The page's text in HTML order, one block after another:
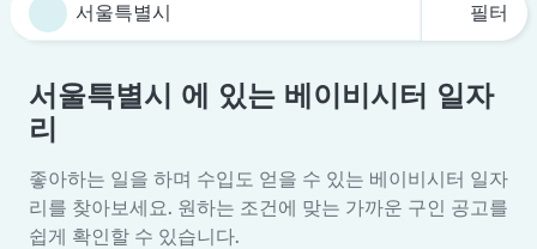
필터
서울특별시 에 있는 베이비시터 일자
리
좋아하는 일을 하며 수입도 얻을 수 있는 베이비시터 일자
리를 찾아보세요. 원하는 조건에 맞는 가까운 구인 공고를
쉽게 확인할 수 있습니다.